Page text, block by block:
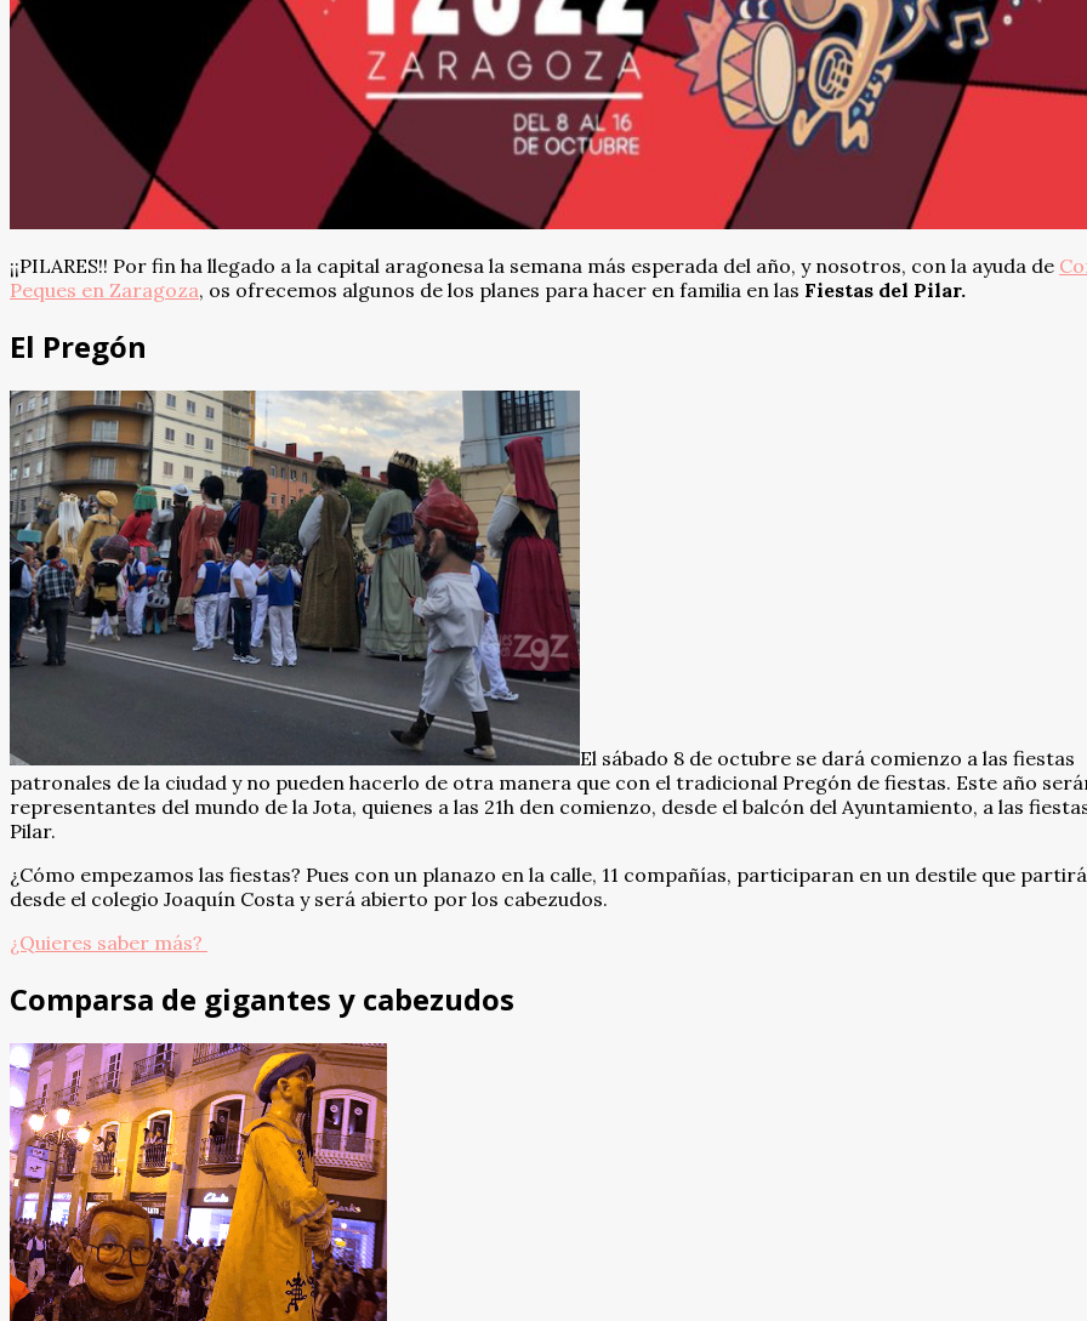
¡¡PILARES!! Por fin ha llegado a la capital aragonesa la semana más esperada del año, y nosotros, con la ayuda de
Peques en Zaragoza, os ofrecemos algunos de los planes para hacer en familia en las Fiestas del Pilar.
El Pregón
El sábado 8 de octubre se dará comienzo a las fiestas
patronales de la ciudad y no pueden hacerlo de otra manera que con el tradicional Pregón de fiestas. Este año
representantes del mundo de la Jota, quienes a las 21h den comienzo, desde el balcón del Ayuntamiento, a las
Pilar.
¿Cómo empezamos las fiestas? Pues con un planazo en la calle, 11 compañías, participaran en un destile que partirá
desde el colegio Joaquín Costa y será abierto por los cabezudos.
¿Quieres saber más?
Comparsa de gigantes y cabezudos